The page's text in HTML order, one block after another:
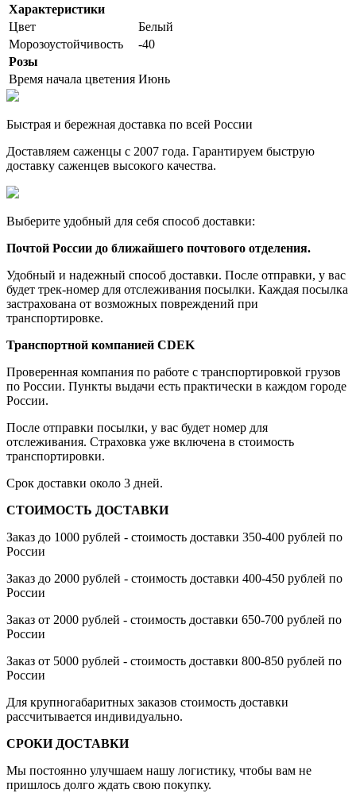
Характеристики
Цвет
Белый
Морозоустойчивость
-40
Розы
Время начала цветения Июнь
Быстрая и бережная доставка по всей России
Доставляем саженцы с 2007 года. Гарантируем быструю
доставку саженцев высокого качества.
Выберите удобный для себя способ доставки:
Почтой России до ближайшего почтового отделения.
Удобный и надежный способ доставки. После отправки, у вас
будет трек-номер для отслеживания посылки. Каждая посылка
застрахована от возможных повреждений при
транспортировке.
Транспортной компанией CDEK
Проверенная компания по работе с транспортировкой грузов
по России. Пункты выдачи есть практически в каждом городе
России.
После отправки посылки, у вас будет номер для
отслеживания. Страховка уже включена в стоимость
транспортировки.
Срок доставки около 3 дней.
СТОИМОСТЬ ДОСТАВКИ
Заказ до 1000 рублей - стоимость доставки 350-400 рублей по
России
Заказ до 2000 рублей - стоимость доставки 400-450 рублей по
России
Заказ от 2000 рублей - стоимость доставки 650-700 рублей по
России
Заказ от 5000 рублей - стоимость доставки 800-850 рублей по
России
Для крупногабаритных заказов стоимость доставки
рассчитывается индивидуально.
СРОКИ ДОСТАВКИ
Мы постоянно улучшаем нашу логистику, чтобы вам не
пришлось долго ждать свою покупку.